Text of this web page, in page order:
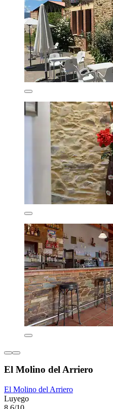
El Molino del Arriero
El Molino del Arriero
Luyego